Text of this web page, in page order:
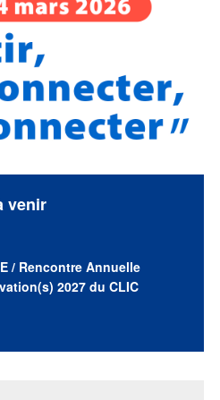
venir
/ Rencontre Annuelle
2027 du CLIC